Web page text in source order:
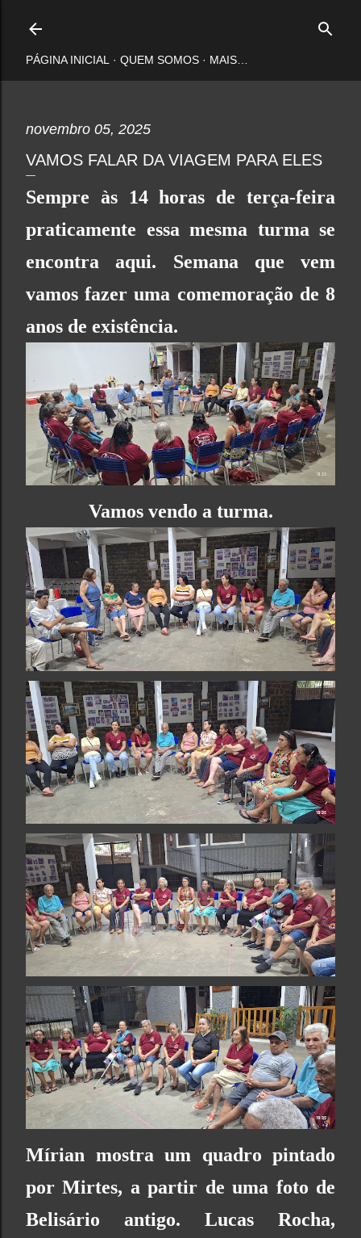
PÁGINA INICIAL QUEM SOMOS MAIS…
novembro 05, 2025
VAMOS FALAR DA VIAGEM PARA ELES
Sempre às 14 horas de terça-feira
praticamente essa mesma turma se
encontra aqui. Semana que vem
vamos fazer uma comemoração de 8
anos de existência.
Vamos vendo a turma.
Mírian mostra um quadro pintado
por Mirtes, a partir de uma foto de
Belisário antigo. Lucas Rocha,